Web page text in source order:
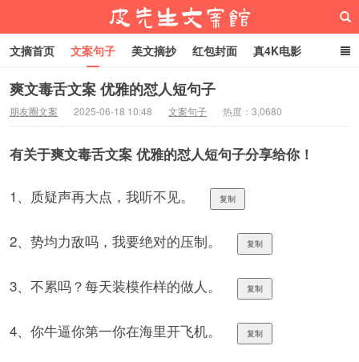
文摘首页 文案句子 美文摘抄 红包封面 真4K电影
网络热梗 恋爱家庭 微信头像
爽文毒舌文案 优雅的怼人短句子
朋友圈文案 2025-06-18 10:48 文案句子 热度：3,0680
有关于爽文毒舌文案 优雅的怼人短句子分享给你！
1、质疑声再大点，我听不见。 复制
2、势均力敌吗，我要绝对的压制。 复制
3、不累吗？每天装模作样的做人。 复制
4、你牛逼你第一你在海里开飞机。 复制